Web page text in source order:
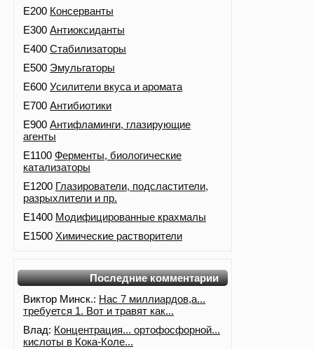
E200 Консерванты
E300 Антиоксиданты
E400 Стабилизаторы
E500 Эмульгаторы
E600 Усилители вкуса и аромата
E700 Антибиотики
E900 Антифламинги, глазирующие
агенты
E1100 Ферменты, биологические
катализаторы
E1200 Глазирователи, подсластители,
разрыхлители и пр.
E1400 Модифицированные крахмалы
E1500 Химические растворители
Последние комментарии
Виктор Минск.: Нас 7 миллиардов,а...
требуется 1. Вот и травят как...
Влад: Концентрация... ортофосфорной...
кислоты в Кока-Коле...